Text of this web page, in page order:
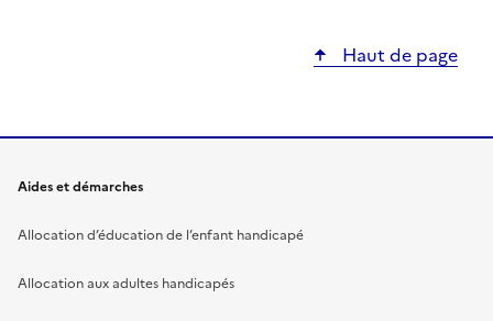
Haut de page
Aides et démarches
Allocation d’éducation de l’enfant handicapé
Allocation aux adultes handicapés